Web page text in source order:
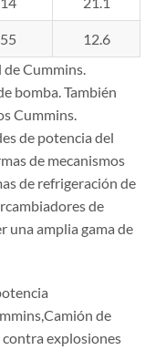
12.6
Cummins.
bomba. También
Cummins.
de potencia del
de mecanismos
de refrigeración de
de
una amplia gama de
de
explosiones